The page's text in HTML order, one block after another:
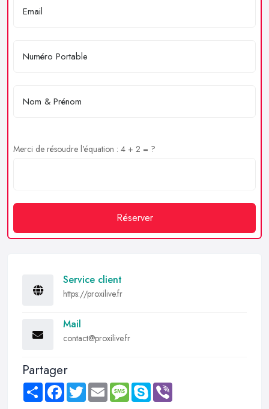
Merci de résoudre l'équation : 4 + 2 = ?
Réserver
Service client
https://proxilive.fr
Mail
contact@proxilive.fr
Partager
Share FacebookTwitter Email MessageSkype